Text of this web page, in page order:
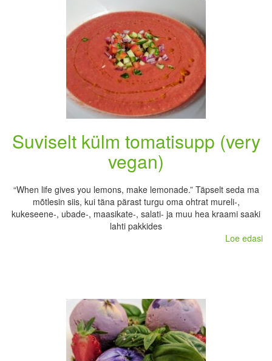
Suviselt külm tomatisupp (very
vegan)
“When life gives you lemons, make lemonade.” Täpselt seda ma
mõtlesin siis, kui täna pärast turgu oma ohtrat mureli-,
kukeseene-, ubade-, maasikate-, salati- ja muu hea kraami saaki
lahti pakkides
Loe edasi